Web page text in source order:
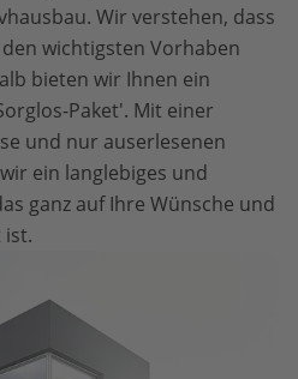
Wir verstehen, dass
wichtigsten Vorhaben
bieten wir Ihnen ein
Paket'. Mit einer
und nur auserlesenen
ein langlebiges und
ganz auf Ihre Wünsche und
ist.